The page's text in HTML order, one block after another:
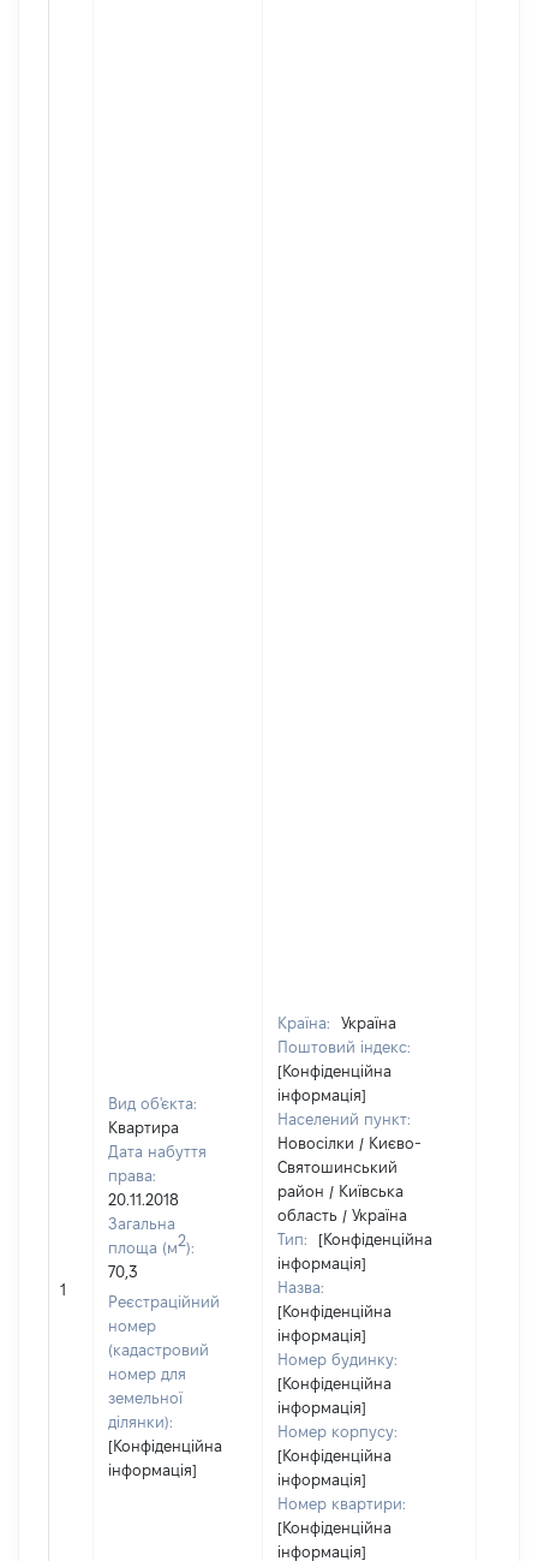
1
Вид об'єкта:
Квартира
Дата набуття
права:
20.11.2018
Загальна
площа (м2):
70,3
Реєстраційний
номер
(кадастровий
номер для
земельної
ділянки):
[Конфіденційна
інформація]
Країна:
Україна
Поштовий індекс:
[Конфіденційна
інформація]
Населений пункт:
Новосілки / Києво-
Святошинський
район / Київська
область / Україна
Тип:
[Конфіденційна
інформація]
Назва:
[Конфіденційна
інформація]
Номер будинку:
[Конфіденційна
інформація]
Номер корпусу:
[Конфіденційна
інформація]
Номер квартири:
[Конфіденційна
інформація]